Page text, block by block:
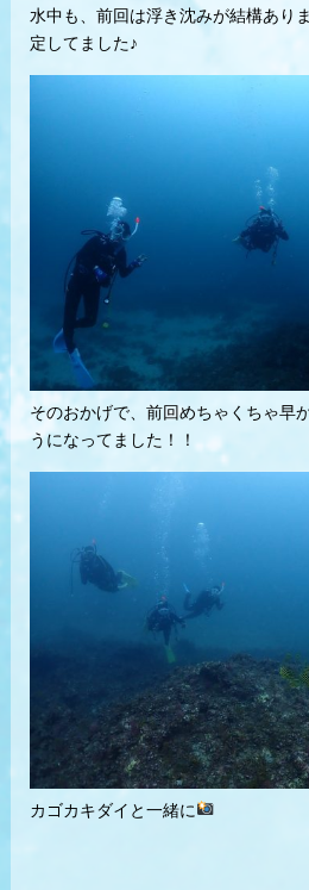
水中も、前回は浮き沈みが結構あり
定してました♪
そのおかげで、前回めちゃくちゃ早
うになってました！！
カゴカキダイと一緒に